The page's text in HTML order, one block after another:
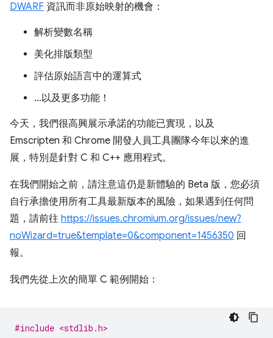
DWARF 資訊而非原始映射的機會：
解析變數名稱
美化排版類型
評估原始語言中的運算式
…以及更多功能！
今天，我們很高興展示承諾的功能已實現，以及
Emscripten 和 Chrome 開發人員工具團隊今年以來的進
展，特別是針對 C 和 C++ 應用程式。
在我們開始之前，請注意這仍是新體驗的 Beta 版，您必須
自行承擔使用所有工具最新版本的風險，如果遇到任何問
題，請前往 https://issues.chromium.org/issues/new?
noWizard=true&template=0&component=1456350 回
報。
我們先從上次的簡單 C 範例開始：
#include <stdlib.h>